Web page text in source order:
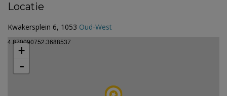
Locatie
Kwakersplein 6, 1053 Oud-West
4.870090752.3688537
+
-